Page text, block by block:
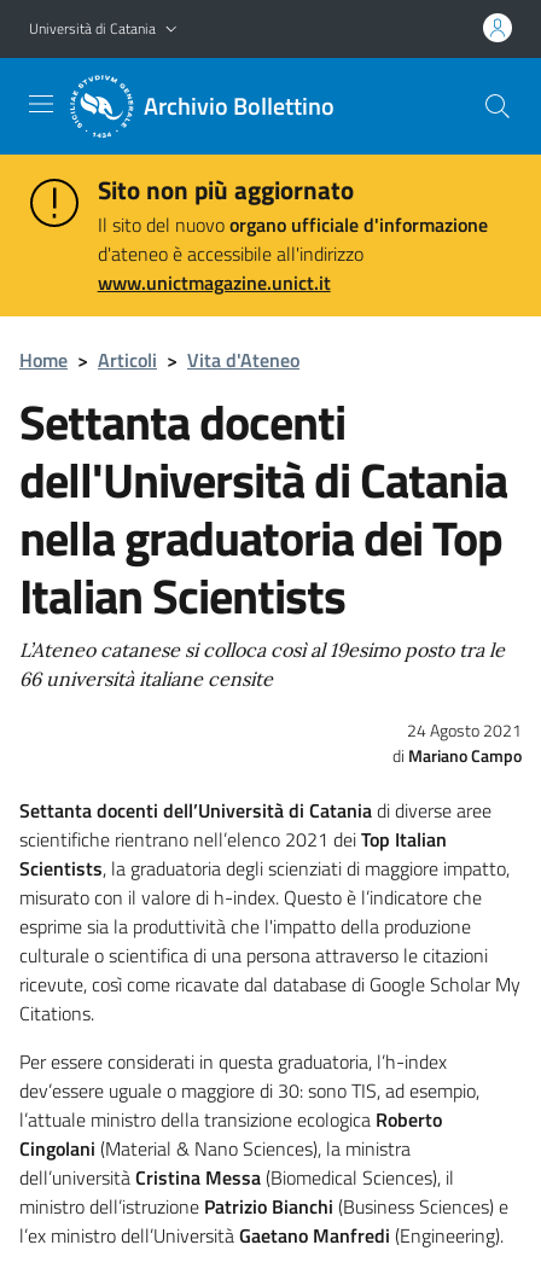
Vai al contenuto principale
Vai al menu di navigazione
Università di Catania
Archivio Bollettino
Sito non più aggiornato
Il sito del nuovoorgano ufficiale d'informazione
d'ateneo è accessibile all'indirizzo
www.unictmagazine.unict.it
Home > Articoli > Vita d'Ateneo
Settanta docenti
dell'Università di Catania
nella graduatoria dei Top
Italian Scientists
L’Ateneo catanese si colloca così al 19esimo posto tra le
66 università italiane censite
24 Agosto 2021
Mariano Campo
Settanta docenti dell’Università di Cataniadi diverse aree
scientifiche rientrano nell’elenco 2021 deiTop Italian
Scientists, la graduatoria degli scienziati di maggiore impatto,
misurato con il valore di h-index. Questo è l’indicatore che
esprime sia la produttività che l'impatto della produzione
culturale o scientifica di una persona attraverso le citazioni
ricevute, così come ricavate dal database di Google Scholar My
Citations.
Per essere considerati in questa graduatoria, l’h-index
dev’essere uguale o maggiore di 30: sono TIS, ad esempio,
l’attuale ministro della transizione ecologica Roberto
Cingolani (Material & Nano Sciences), la ministra
dell’universitàCristina Messa(Biomedical Sciences), il
ministro dell’istruzione Patrizio Bianchi (Business Sciences) e
l’ex ministro dell’UniversitàGaetano Manfredi (Engineering).